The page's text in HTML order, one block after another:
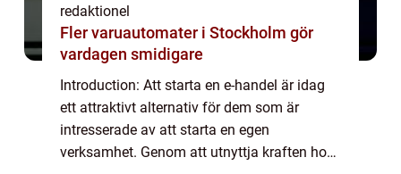
redaktionel
Fler varuautomater i Stockholm gör
vardagen smidigare
Introduction: Att starta en e-handel är idag
ett attraktivt alternativ för dem som är
intresserade av att starta en egen
verksamhet. Genom att utnyttja kraften hos